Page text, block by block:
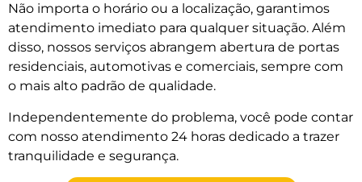
Não importa o horário ou a localização, garantimos
atendimento imediato para qualquer situação. Além
disso, nossos serviços abrangem abertura de portas
residenciais, automotivas e comerciais, sempre com
o mais alto padrão de qualidade.
Independentemente do problema, você pode contar
com nosso atendimento 24 horas dedicado a trazer
tranquilidade e segurança.